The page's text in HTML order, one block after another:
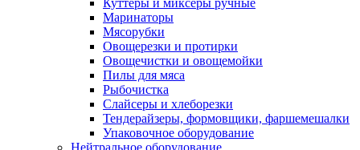
Куттеры и миксеры ручные
Маринаторы
Мясорубки
Овощерезки и протирки
Овощечистки и овощемойки
Пилы для мяса
Рыбочистка
Слайсеры и хлеборезки
Тендерайзеры, формовщики, фаршемешалки
Упаковочное оборудование
Нейтральное оборудование